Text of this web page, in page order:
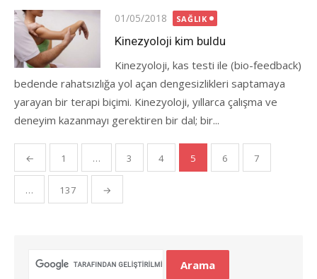
Posted
on
01/05/2018 SAĞLIK
Kinezyoloji kim buldu
Kinezyoloji, kas testi ile (bio-feedback)
bedende rahatsızlığa yol açan dengesizlikleri saptamaya
yarayan bir terapi biçimi. Kinezyoloji, yıllarca çalışma ve
deneyim kazanmayı gerektiren bir dal; bir...
Yazı
gezinmesi
← 1 … 3 4 5 6 7
… 137 →